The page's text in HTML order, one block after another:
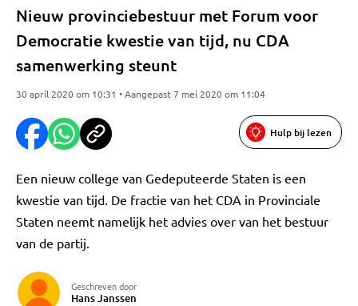
Nieuw provinciebestuur met Forum voor
Democratie kwestie van tijd, nu CDA
samenwerking steunt
30 april 2020 om 10:31 • Aangepast 7 mei 2020 om 11:04
Hulp bij lezen
Een nieuw college van Gedeputeerde Staten is een
kwestie van tijd. De fractie van het CDA in Provinciale
Staten neemt namelijk het advies over van het bestuur
van de partij.
Geschreven door
Hans Janssen